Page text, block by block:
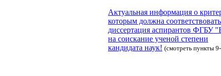
Актуальная информация о
которым должна соответствовать
диссертация аспирантов ФГБУ
на соискание ученой степени
кандидата наук! (смотреть пункты